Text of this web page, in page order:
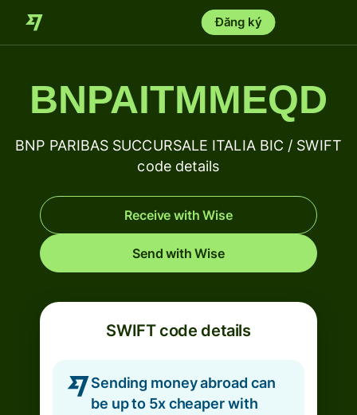
Đăng ký
BNPAITMMEQD
BNP PARIBAS SUCCURSALE ITALIA BIC / SWIFT
code details
Receive with Wise
Send with Wise
SWIFT code details
Sending money abroad can
be up to 5x cheaper with